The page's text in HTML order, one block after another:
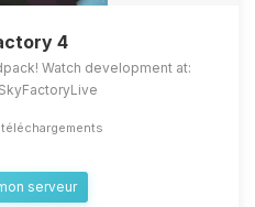
4
Watch development at:
serveur